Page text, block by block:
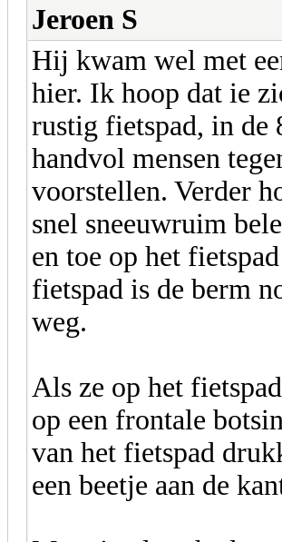
Jeroen S
Hij kwam wel met
hier. Ik hoop dat ie
rustig fietspad, in de
handvol mensen
voorstellen. Verder
snel sneeuwruim
en toe op het
fietspad is de berm
weg.
Als ze op het
op een frontale
van het fietspad
een beetje aan de